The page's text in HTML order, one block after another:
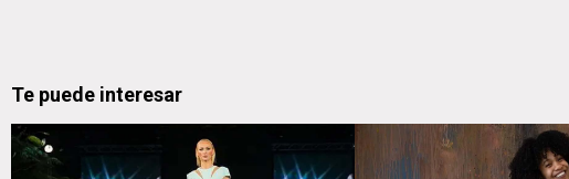
Te puede interesar